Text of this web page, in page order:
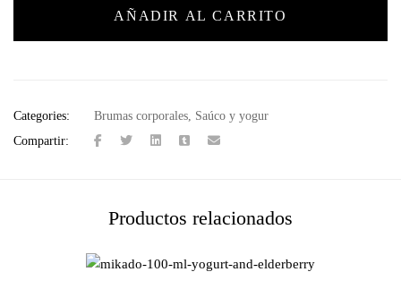
AÑADIR AL CARRITO
Categories: Brumas corporales Saúco y yogur
Compartir:
Productos relacionados